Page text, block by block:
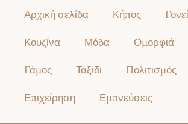
Αρχική σελίδα Κήπος
Κουζίνα Μόδα Ομορφιά
Γάμος Ταξίδι Πολιτισμός
Επιχείρηση Εμπνεύσεις